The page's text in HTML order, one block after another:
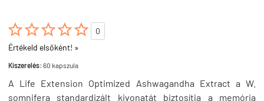

0
Értékeld elsőként! »
Kiszerelés: 60 kapszula
A Life Extension Optimized Ashwagandha Extract a W.
somnifera standardizált kivonatát biztosítja a memória